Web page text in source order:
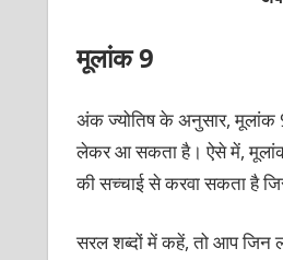
मूलांक 9
अंक ज्योतिष के अनुसार, मूलांक
लेकर आ सकता है। ऐसे में, मूलांक
की सच्चाई से करवा सकता है
सरल शब्दों में कहें, तो आप जिन